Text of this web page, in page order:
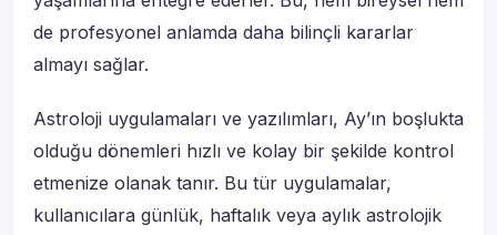
de profesyonel anlamda daha bilinçli kararlar
almayı sağlar.
Astroloji uygulamaları ve yazılımları, Ay’ın boşlukta
olduğu dönemleri hızlı ve kolay bir şekilde kontrol
etmenize olanak tanır. Bu tür uygulamalar,
kullanıcılara günlük, haftalık veya aylık astrolojik